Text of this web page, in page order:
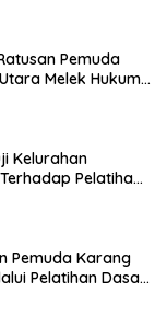
Pemuda
Melek Hukum
Kelurahan
Pelatihan
Pemuda Karang
Pelatihan Dasar